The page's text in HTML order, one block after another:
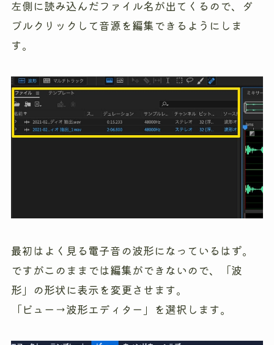
左側に読み込んだファイル名が出てくるので、ダ
ブルクリックして音源を編集できるようにしま
す。
最初はよく見る電子音の波形になっているはず。
ですがこのままでは編集ができないので、「波
形」の形状に表示を変更させます。
「ビュー→波形エディター」を選択します。